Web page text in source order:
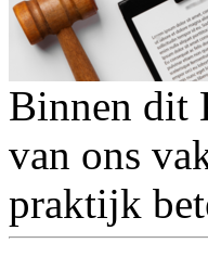
Binnen dit
van ons
praktijk